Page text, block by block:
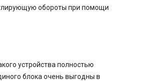
обороты при помощи
устройства полностью
блока очень выгодны в